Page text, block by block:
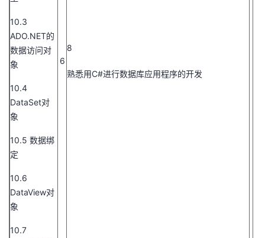
10.3
ADO.NET的
数据访问对
象
10.4
DataSet对
象
10.5 数据绑
定
10.6
DataView对
象
10.7
6
8
熟悉用C#进行数据库应用程序的开发